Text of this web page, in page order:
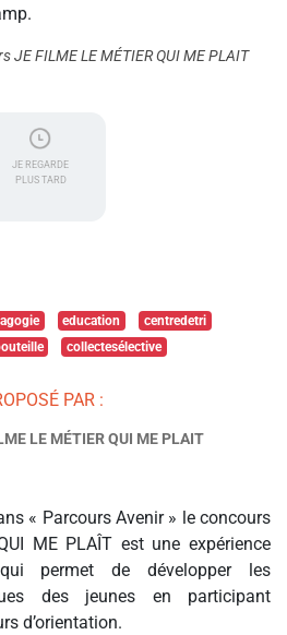
FILME LE MÉTIER QUI ME PLAIT
JE REGARDE
PLUS TARD
education
centredetri
collectesélective
PAR :
LE MÉTIER QUI ME PLAIT
« Parcours Avenir » le concours
ME PLAÎT est une expérience
permet de développer les
des jeunes en participant
d’orientation.